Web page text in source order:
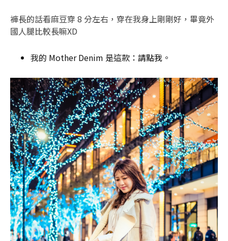
褲長的話看麻豆穿 8 分左右，穿在我身上剛剛好，畢竟外
國人腿比較長嘛XD
我的 Mother Denim 是這款： 請點我 。